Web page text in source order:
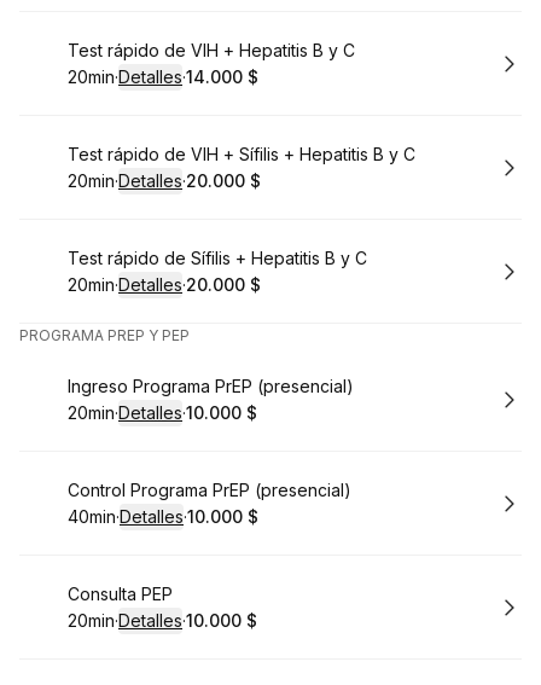
Reservar
Test rápido de VIH + Hepatitis B y C
.Duración:
20min·Detalles·
.Precio:
14.000 $
Reservar
Test rápido de VIH + Sífilis + Hepatitis B y C
.Duración:
20min·Detalles·
.Precio:
20.000 $
Reservar
Test rápido de Sífilis + Hepatitis B y C
.Duración:
20min·Detalles·
.Precio:
20.000 $
PROGRAMA PREP Y PEP
Reservar
Ingreso Programa PrEP (presencial)
.Duración:
20min·Detalles·
.Precio:
10.000 $
Reservar
Control Programa PrEP (presencial)
.Duración:
40min·Detalles·
.Precio:
10.000 $
Reservar
Consulta PEP
.Duración:
20min·Detalles·
.Precio:
10.000 $